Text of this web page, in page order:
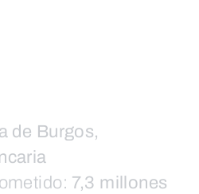
de Burgos,
7,3 millones